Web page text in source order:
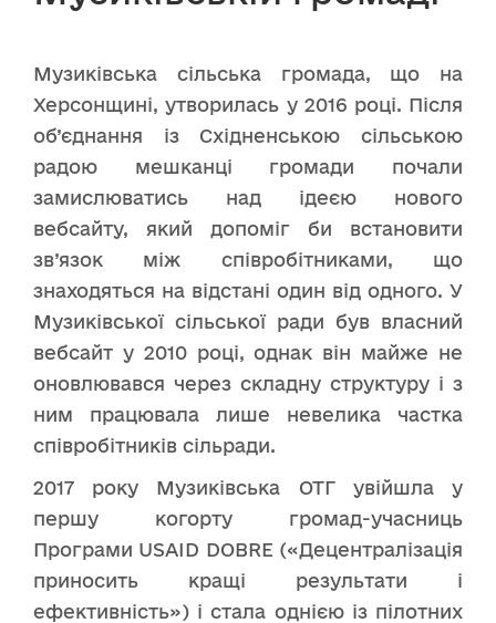
Музиківська сільська громада, що на
Херсонщині, утворилась у 2016 році. Після
об’єднання із Східненською сільською
радою мешканці громади почали
замислюватись над ідеєю нового
вебсайту, який допоміг би встановити
зв’язок між співробітниками, що
знаходяться на відстані один від одного. У
Музиківської сільської ради був власний
вебсайт у 2010 році, однак він майже не
оновлювався через складну структуру і з
ним працювала лише невелика частка
співробітників сільради.
2017 року Музиківська ОТГ увійшла у
першу когорту громад-учасниць
Програми USAID DOBRE («Децентралізація
приносить кращі результати і
ефективність») і стала однією із пілотних